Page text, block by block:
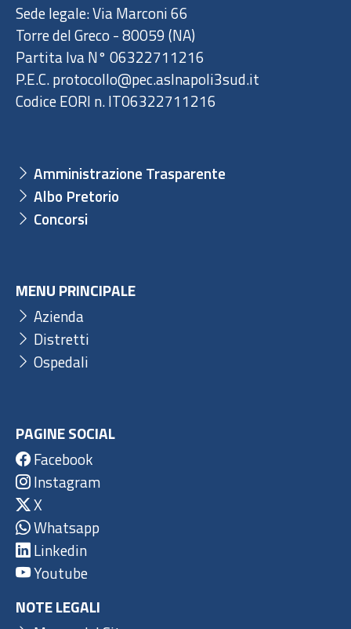
Sede legale: Via Marconi 66
Torre del Greco - 80059 (NA)
Partita Iva N° 06322711216
P.E.C. protocollo@pec.aslnapoli3sud.it
Codice EORI n. IT06322711216
Amministrazione Trasparente
Albo Pretorio
Concorsi
MENU PRINCIPALE
Azienda
Distretti
Ospedali
PAGINE SOCIAL
Facebook
Instagram
X
Whatsapp
Linkedin
Youtube
NOTE LEGALI